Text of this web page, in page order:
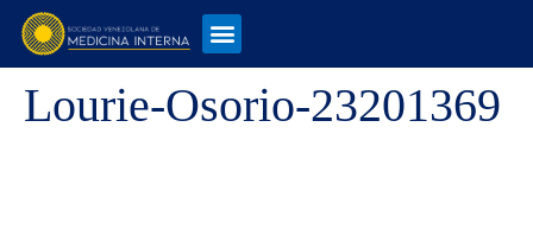
Lourie-Osorio-23201369